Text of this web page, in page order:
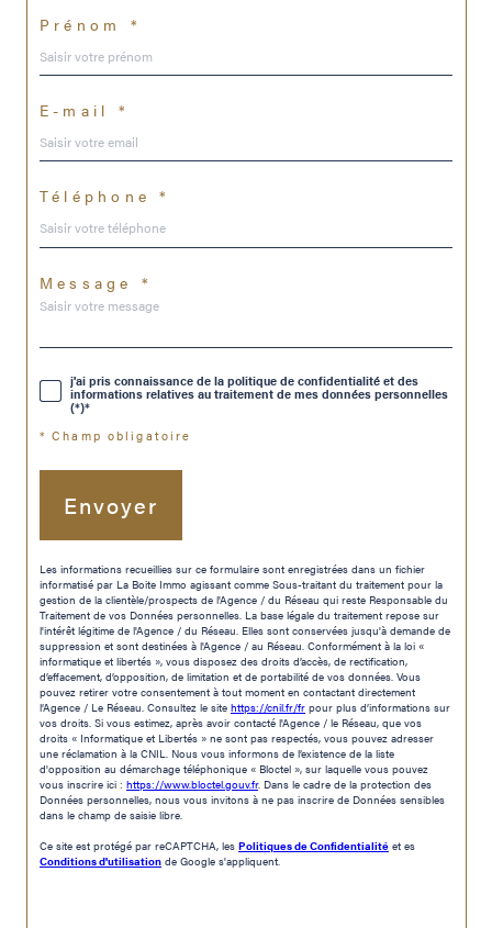
Prénom *
E-mail *
Téléphone *
Message *
j'ai pris connaissance de la politique de confidentialité et des
informations relatives au traitement de mes données personnelles
(*)*
* Champ obligatoire
Envoyer
Les informations recueillies sur ce formulaire sont enregistrées dans un fichier
informatisé par La Boite Immo agissant comme Sous-traitant du traitement pour la
gestion de la clientèle/prospects de l'Agence / du Réseau qui reste Responsable du
Traitement de vos Données personnelles. La base légale du traitement repose sur
l'intérêt légitime de l'Agence / du Réseau. Elles sont conservées jusqu'à demande de
suppression et sont destinées à l'Agence / au Réseau. Conformément à la loi «
informatique et libertés », vous disposez des droits d’accès, de rectification,
d’effacement, d’opposition, de limitation et de portabilité de vos données. Vous
pouvez retirer votre consentement à tout moment en contactant directement
l’Agence / Le Réseau. Consultez le site https://cnil.fr/fr pour plus d’informations sur
vos droits. Si vous estimez, après avoir contacté l'Agence / le Réseau, que vos
droits « Informatique et Libertés » ne sont pas respectés, vous pouvez adresser
une réclamation à la CNIL. Nous vous informons de l’existence de la liste
d'opposition au démarchage téléphonique « Bloctel », sur laquelle vous pouvez
vous inscrire ici : https://www.bloctel.gouv.fr. Dans le cadre de la protection des
Données personnelles, nous vous invitons à ne pas inscrire de Données sensibles
dans le champ de saisie libre.
Ce site est protégé par reCAPTCHA, les Politiques de Confidentialité et es
Conditions d'utilisation de Google s'appliquent.